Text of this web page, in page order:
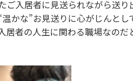
入居者に見送られながら送り
かな”お見送りに心がじんとし
居者の人生に関わる職場なの